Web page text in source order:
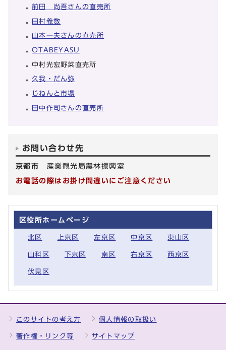
前田 尚吾さんの直売所
田村義数
山本一夫さんの直売所
OTABEYASU
中村光宏野菜直売所
久我・だん弥
じねんと市場
田中作司さんの直売所
お問い合わせ先
京都市 産業観光局農林振興室
お電話の際はお掛け間違いにご注意ください
区役所ホームページ
北区 上京区 左京区 中京区 東山区
山科区 下京区 南区 右京区 西京区
伏見区
このサイトの考え方 個人情報の取扱い
著作権・リンク等 サイトマップ